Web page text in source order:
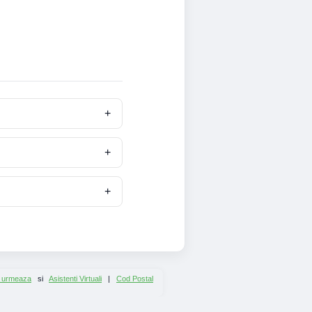
urmeaza si Asistenti Virtuali | Cod Postal